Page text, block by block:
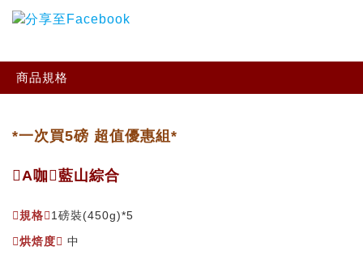
商品規格
*一次買5磅 超值優惠組*
A咖藍山綜合
規格1磅裝(450g)*5
烘焙度 中